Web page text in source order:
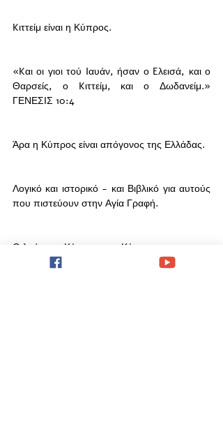
Kιττείμ είναι η Κύπρος.
«Kαι οι γιοι τού Iαυάν, ήσαν ο Eλεισά, και ο
Θαρσείς, ο Kιττείμ, και ο Δωδανείμ.»
ΓΕΝΕΣΙΣ‬ ‭10‬:‭4‬
Λογικό και ιστορικό - και Βιβλικό για αυτούς
που πιστεύουν στην Αγία Γραφή.
Ο λαός της Κύπρου στη Κύπρο.